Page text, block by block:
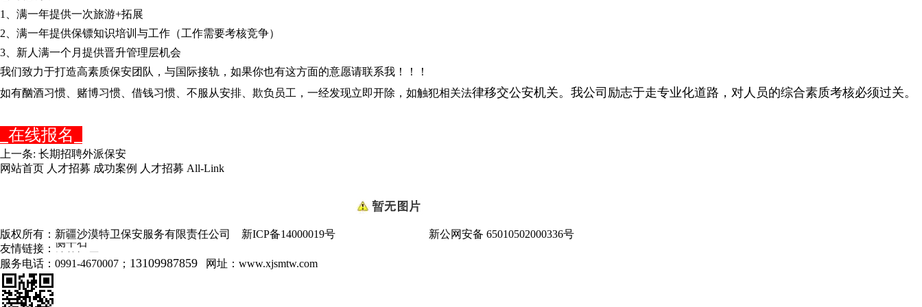
1、满一年提供一次旅游+拓展
2、满一年提供保镖知识培训与工作（工作需要考核竞争）
3、新人满一个月提供晋升管理层机会
我们致力于打造高素质保安团队，与国际接轨，如果你也有这方面的意愿请联系我！！！
如有酗酒习惯、赌博习惯、借钱习惯、不服从安排、欺负员工，一经发现立即开除，如触犯相关法律移交公安机关。我公司励志于走专业化道路，对人员的综合素质考核必须过关。
在线报名
上一条: 长期招聘外派保安
网站首页 人才招募 成功案例 人才招募 All-Link
版权所有：新疆沙漠特卫保安服务有限责任公司 新ICP备14000019号
新公网安备 65010502000336号
友情链接：
侧平石
绵竹酒厂
东莞真空电镀
服务电话：0991-4670007； 13109987859 网址： www.xjsmtw.com